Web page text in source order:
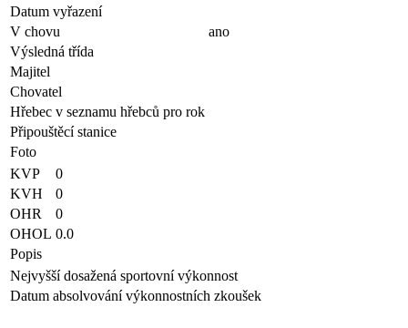
Datum vyřazení
V chovu
ano
Výsledná třída
Majitel
Chovatel
Hřebec v seznamu hřebců pro rok
Připouštěcí stanice
Foto
KVP
0
KVH
0
OHR
0
OHOL 0.0
Popis
Nejvyšší dosažená sportovní výkonnost
Datum absolvování výkonnostních zkoušek